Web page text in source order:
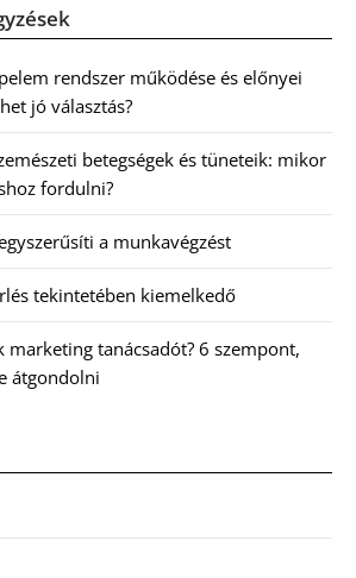
rendszer működése és előnyei
jó választás?
betegségek és tüneteik: mikor
fordulni?
a munkavégzést
tekintetében kiemelkedő
marketing tanácsadót? 6 szempont,
átgondolni